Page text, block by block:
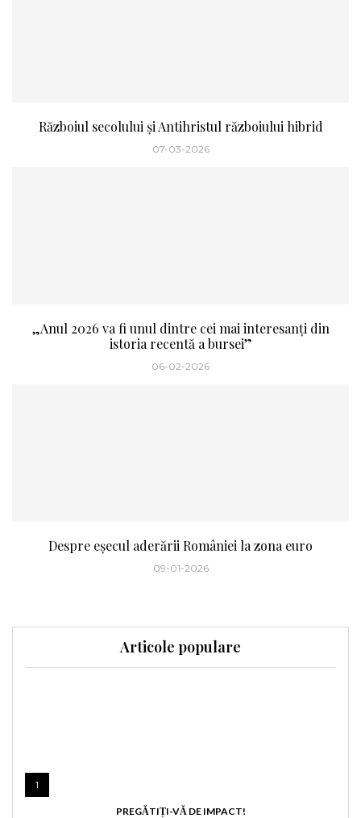
Războiul secolului și Antihristul războiului hibrid
07-03-2026
„Anul 2026 va fi unul dintre cei mai interesanți din
istoria recentă a bursei”
06-02-2026
Despre eșecul aderării României la zona euro
09-01-2026
Articole populare
1
PREGĂTIȚI-VĂ DE IMPACT!